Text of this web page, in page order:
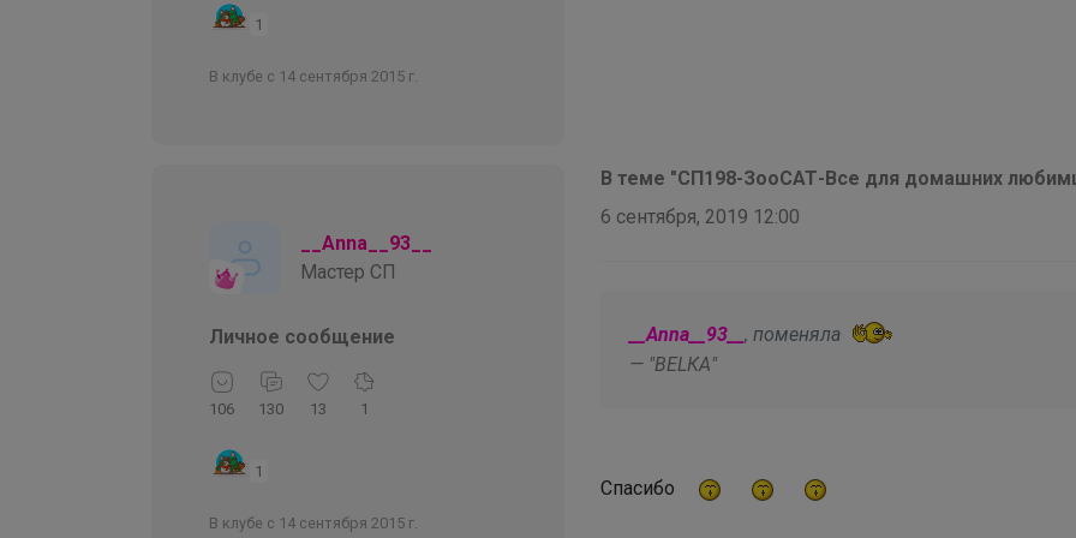
1
В клубе с 14 сентября 2015 г.
__Anna__93__
Мастер СП
Личное сообщение
106 130 13 1
1
В клубе с 14 сентября 2015 г.
В теме "CП198-ЗооСАТ-Все для домашних
6 сентября, 2019 12:00
__Anna__93__ , поменяла
— "BELКА"
Спасибо
СЛАДКАЯ